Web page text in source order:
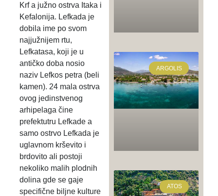
Krf a južno ostrva Itaka i
Kefalonija. Lefkada je
dobila ime po svom
najjužnijem rtu,
Lefkatasa, koji je u
antičko doba nosio
naziv Lefkos petra (beli
kamen). 24 mala ostrva
ovog jedinstvenog
arhipelaga čine
prefektutru Lefkade a
samo ostrvo Lefkada je
uglavnom krševito i
brdovito ali postoji
nekoliko malih plodnih
dolina gde se gaje
specifične biljne kulture
ARGOLIS
ATOS